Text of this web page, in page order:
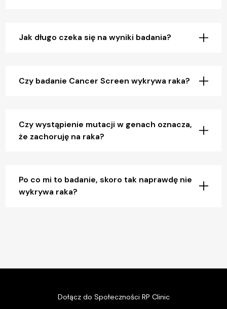
Operacja zespołu rowka nerwu łokciowego –
uwolnienie nerwu łokciowego
Operacja zespołu kanału Guyona
Operacja zespołu de Quervaina
Labioplastyka
Jak długo czeka się na wyniki badania?
Czy badanie Cancer Screen wykrywa raka?
Czy wystąpienie mutacji w genach oznacza,
że zachoruję na raka?
Po co mi to badanie, skoro tak naprawdę nie
wykrywa raka?
Dołącz do Społeczności RP Clinic